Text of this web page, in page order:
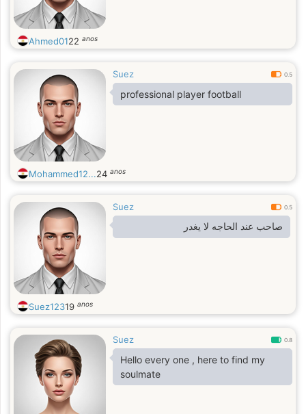
Ahmed0122 anos
Suez 0.5
professional player football
Mohammed12...24 anos
Suez 0.5
صاحب عند الحاجه لا يغدر
Suez12319 anos
Suez 0.8
Hello every one , here to find my
soulmate